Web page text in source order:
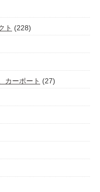
ト (228)
カーポート (27)